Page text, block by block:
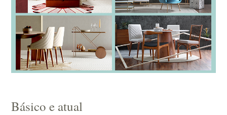
Básico e atual